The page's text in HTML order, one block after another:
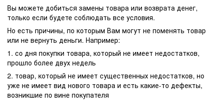
Вы можете добиться замены товара или возврата денег,
только если будете соблюдать все условия.
Но есть причины, по которым Вам могут не поменять товар
или не вернуть деньги. Например:
1. со дня покупки товара, который не имеет недостатков,
прошло более двух недель
2. товар, который не имеет существенных недостатков, но
уже не имеет вид нового товара и есть какие-то дефекты,
возникшие по вине покупателя